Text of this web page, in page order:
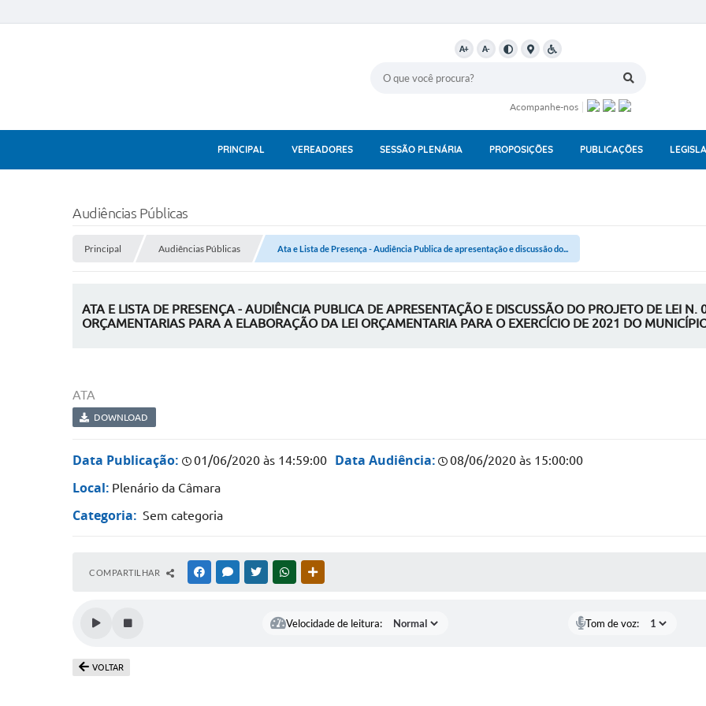
A+ A-
Acompanhe-nos
PRINCIPAL VEREADORES SESSÃO PLENÁRIA PROPOSIÇÕES PUBLICAÇÕES
Audiências Públicas
Principal Audiências Públicas Ata e Lista de Presença - Audiência Publica de apresentação e discussão do...
ATA E LISTA DE PRESENÇA - AUDIÊNCIA PUBLICA DE APRESENTAÇÃO E DISCUSSÃO DO PROJETO DE LEI N.
ORÇAMENTARIAS PARA A ELABORAÇÃO DA LEI ORÇAMENTARIA PARA O EXERCÍCIO DE 2021 DO
ATA
DOWNLOAD
Data Publicação: 01/06/2020 às 14:59:00 Data Audiência: 08/06/2020 às 15:00:00
Local: Plenário da Câmara
Categoria: Sem categoria
COMPARTILHAR FACEBOOKMESSENGER
TWITTERWHATSAPP
Velocidade de leitura: Tom de voz:
VOLTAR